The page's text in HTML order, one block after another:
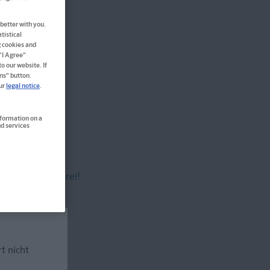
versandkostenfrei!
nicht
better with you.
and
Agree"
our website. If
button.
legal notice.
on a
services